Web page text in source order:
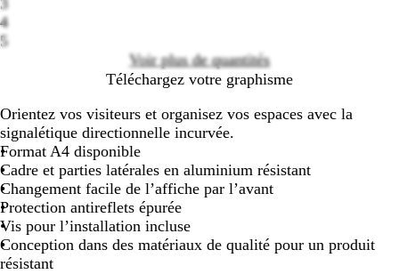
4
5
Voir plus de quantités
Téléchargez votre graphisme
Orientez vos visiteurs et organisez vos espaces avec la
signalétique directionnelle incurvée.
Format A4 disponible
Cadre et parties latérales en aluminium résistant
Changement facile de l’affiche par l’avant
Protection antireflets épurée
Vis pour l’installation incluse
Conception dans des matériaux de qualité pour un produit
résistant